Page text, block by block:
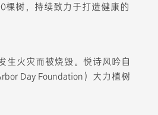
棵树，持续致力于打造健康的
生火灾而被烧毁。悦诗风吟自
Day Foundation）大力植树